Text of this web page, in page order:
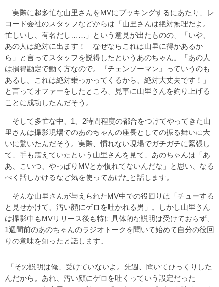
実際に超多忙な山里さんをMVにブッキングするにあたり、レ
コード会社のスタッフなどからは「山里さんは絶対無理だよ。
忙しいし、有名だし……」という意見が出たものの、「いや、
あの人は絶対に出ます！ なぜならこれは山里に得があるか
ら」と言ってスタッフを説得したというあのちゃん。「あの人
は損得勘定で動く方なので。『チェンソーマン』っていうのも
あるし。これは絶対乗っかってくるから、絶対大丈夫です！」
と言ってオファーをしたところ、見事に山里さんを釣り上げる
ことに成功したんだそう。
そして多忙な中、1、2時間程度の都合をつけてやってきた山
里さんは撮影現場でのあのちゃんの座長としての振る舞いに大
いに驚いたんだそう。実際、慣れない現場でガチガチに緊張し
て、手も震えていたという山里さんを見て、あのちゃんは「あ
あ、こいつ、やっぱりMVとか慣れてないんだな」と思い、なる
べく話しかけるなど気を使ってあげたと話します。
そんな山里さんが与えられたMV中での役回りは「チューする
と見せかけて、汚い顔にゲロを吐かれる男」。しかし山里さん
は撮影中もMVリリース後も特に具体的な説明は受けておらず、
1週間前のあのちゃんのラジオトークを聞いて始めて自分の役回
りの意味を知ったと話します。
「その説明は俺、受けていないよ。先週、聞いてびっくりした
んだから。あれ、汚い顔にゲロを吐くっていう設定だった